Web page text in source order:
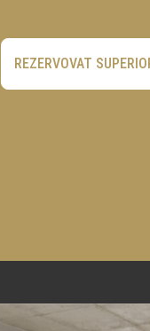
REZERVOVAT